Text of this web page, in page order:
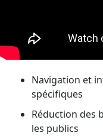
Navigation et
spécifiques
Réduction des
les publics